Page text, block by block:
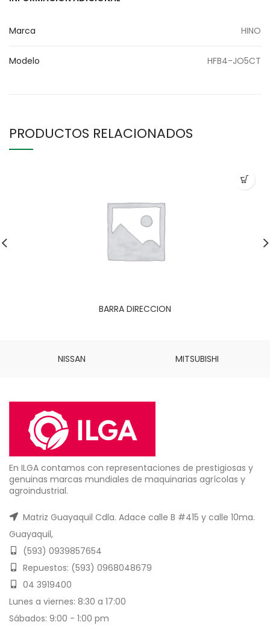
Marca HINO
Modelo HFB4-JO5CT
PRODUCTOS RELACIONADOS
BARRA DIRECCION
NISSAN MITSUBISHI
En ILGA contamos con representaciones de prestigiosas y
genuinas marcas mundiales de maquinarias agrícolas y
agroindustrial.
Matriz Guayaquil Cdla. Adace calle B #415 y calle 10ma.
Guayaquil,
(593) 0939857654
Repuestos: (593) 0968048679
04 3919400
Lunes a viernes: 8:30 a 17:00
Sábados: 9:00 - 1:00 pm